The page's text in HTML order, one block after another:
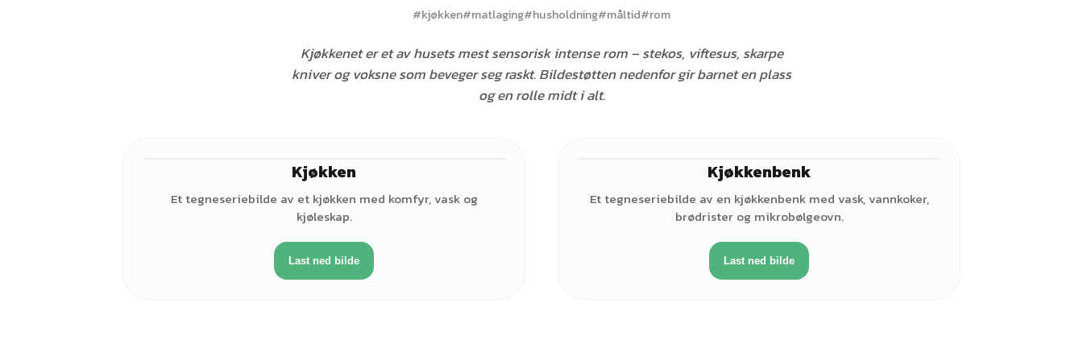
#kjøkken#matlaging#husholdning#måltid#rom
Kjøkkenet er et av husets mest sensorisk intense rom – stekos, viftesus, skarpe
kniver og voksne som beveger seg raskt. Bildestøtten nedenfor gir barnet en plass
og en rolle midt i alt.
Kjøkken
Et tegneseriebilde av et kjøkken med komfyr, vask og
kjøleskap.
Last ned bilde
Kjøkkenbenk
Et tegneseriebilde av en kjøkkenbenk med vask, vannkoker,
brødrister og mikrobølgeovn.
Last ned bilde